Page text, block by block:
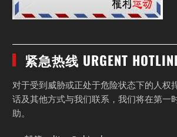
紧急热线 URGENT
对于受到威胁或正处于危险状态下的人权
话及其他方式与我们联系，我们将在第一
助。